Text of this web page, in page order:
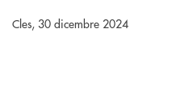
Cles, 30 dicembre 2024